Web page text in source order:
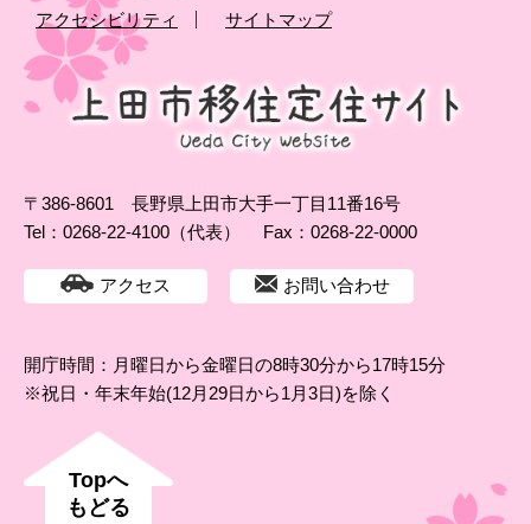
Topへ
もどる
アクセシビリティ サイトマップ
〒386-8601 長野県上田市大手一丁目11番16号
Tel：0268-22-4100（代表）
Fax：0268-22-0000
アクセス お問い合わせ
開庁時間：月曜日から金曜日の8時30分から17時15分
※祝日・年末年始(12月29日から1月3日)を除く